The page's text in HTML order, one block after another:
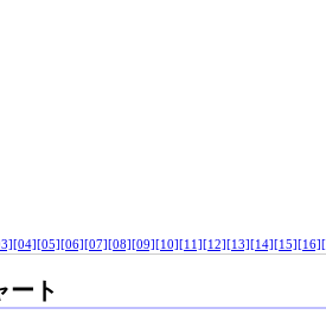
[04][05][06][07][08][09][10][11][12][13][14][15][16]
ート